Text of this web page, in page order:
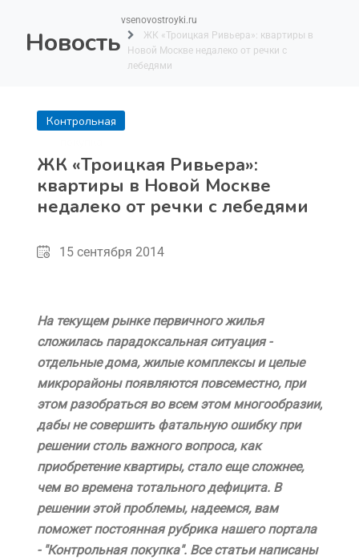
Новость
vsenovostroyki.ru
ЖК «Троицкая Ривьера»: квартиры в
Новой Москве недалеко от речки с
лебедями
Контрольная
ЖК «Троицкая Ривьера»:
квартиры в Новой Москве
недалеко от речки с лебедями
15 сентября 2014
На текущем рынке первичного жилья
сложилась парадоксальная ситуация -
отдельные дома, жилые комплексы и целые
микрорайоны появляются повсеместно, при
этом разобраться во всем этом многообразии,
дабы не совершить фатальную ошибку при
решении столь важного вопроса, как
приобретение квартиры, стало еще сложнее,
чем во времена тотального дефицита. В
решении этой проблемы, надеемся, вам
поможет постоянная рубрика нашего портала
- "Контрольная покупка". Все статьи написаны